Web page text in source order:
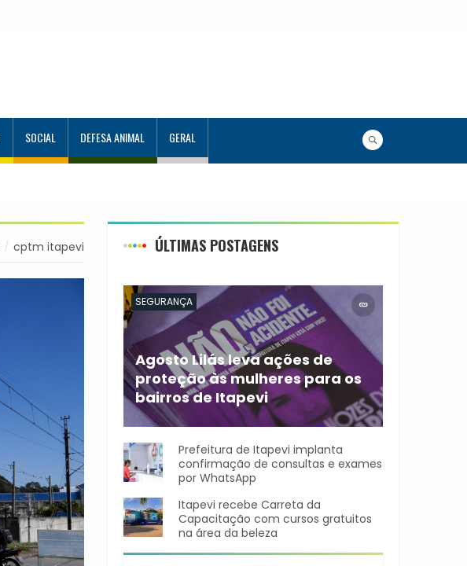
SOCIAL DEFESA ANIMAL GERAL
cptm itapevi ÚLTIMAS POSTAGENS
SEGURANÇA
Agosto Lilás leva ações de
proteção às mulheres para os
bairros de Itapevi
Durante o mês de agosto,
Prefeitura de Itapevi implanta
confirmação de consultas e exames
por WhatsApp
Itapevi recebe Carreta da
Capacitação com cursos gratuitos
na área da beleza